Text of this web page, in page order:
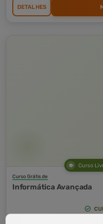
DETALHES
Curso
Curso Grátis de
Informática Avançada